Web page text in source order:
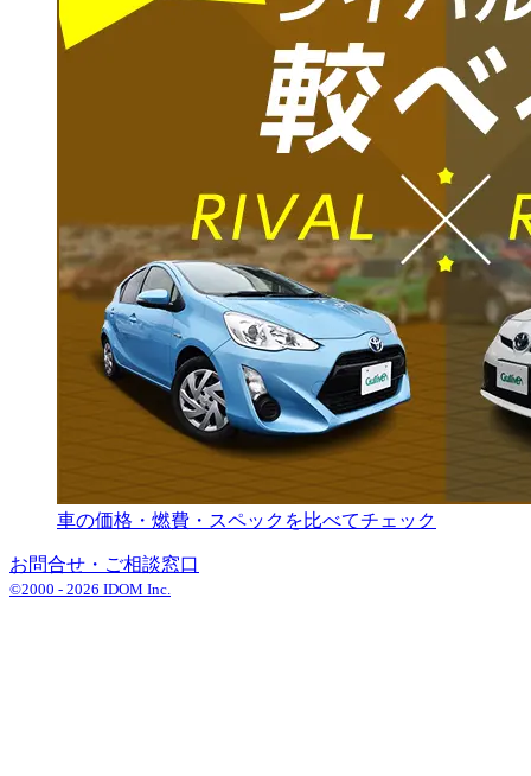
車の価格・燃費・スペックを比べてチェック
お問合せ・ご相談窓口
©2000 - 2026 IDOM Inc.